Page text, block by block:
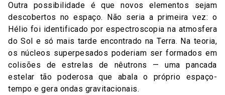
Outra possibilidade é que novos elementos sejam
descobertos no espaço. Não seria a primeira vez: o
Hélio foi identificado por espectroscopia na atmosfera
do Sol e só mais tarde encontrado na Terra. Na teoria,
os núcleos superpesados poderiam ser formados em
colisões de estrelas de nêutrons — uma pancada
estelar tão poderosa que abala o próprio espaço-
tempo e gera ondas gravitacionais.